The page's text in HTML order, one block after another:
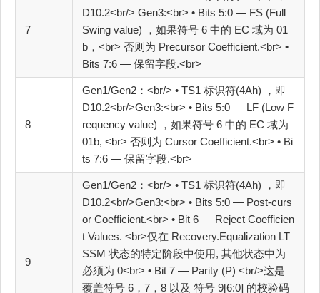
7
D10.2<br/> Gen3:<br> • Bits 5:0 — FS (Full
Swing value) ，如果符号 6 中的 EC 域为 01
b，<br> 否则为 Precursor Coefficient.<br> •
Bits 7:6 — 保留字段.<br>
8
Gen1/Gen2：<br/> • TS1 标识符(4Ah) ，即
D10.2<br/>Gen3:<br> • Bits 5:0 — LF (Low F
requency value) ，如果符号 6 中的 EC 域为
01b, <br> 否则为 Cursor Coefficient.<br> • Bi
ts 7:6 — 保留字段.<br>
9
Gen1/Gen2：<br/> • TS1 标识符(4Ah) ，即
D10.2<br/>Gen3:<br> • Bits 5:0 — Post‐curs
or Coefficient.<br> • Bit 6 — Reject Coefficien
t Values. <br>仅在 Recovery.Equalization LT
SSM 状态的特定阶段中使用, 其他状态中为
必须为 0<br> • Bit 7 — Parity (P) <br/>这是
覆盖符号 6，7，8 以及 符号 9[6:0] 的校验码